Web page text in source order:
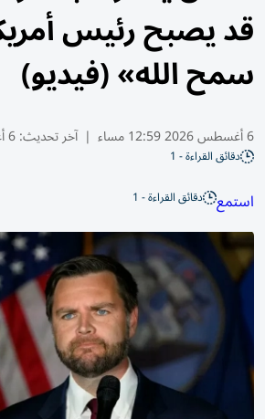
قد يصبح رئيس
سمح الله» (فيديو)
6 أغسطس 2026 12:59 مساء | آخر تحديث:6 أغسطس 13:18 2026
دقائق القراءة - 1
استمع دقائق القراءة - 1